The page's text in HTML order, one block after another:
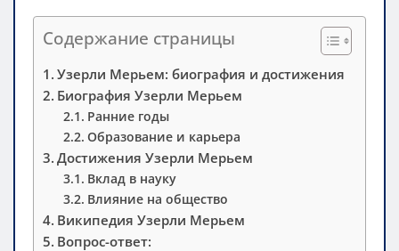
Содержание страницы
Узерли Мерьем: биография и достижения
Биография Узерли Мерьем
Ранние годы
Образование и карьера
Достижения Узерли Мерьем
Вклад в науку
Влияние на общество
Википедия Узерли Мерьем
Вопрос-ответ: